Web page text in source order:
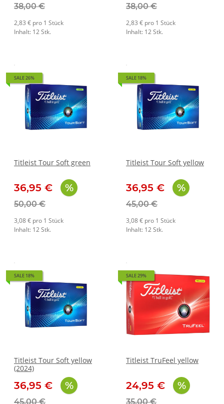
38,00 €
2,83 € pro 1 Stück
Inhalt: 12 Stk.
38,00 €
2,83 € pro 1 Stück
Inhalt: 12 Stk.
SALE 26%
Titleist Tour Soft green
36,95 €
50,00 €
3,08 € pro 1 Stück
Inhalt: 12 Stk.
SALE 18%
Titleist Tour Soft yellow
36,95 €
45,00 €
3,08 € pro 1 Stück
Inhalt: 12 Stk.
SALE 18%
Titleist Tour Soft yellow
(2024)
36,95 €
45,00 €
SALE 29%
Titleist TruFeel yellow
24,95 €
35,00 €